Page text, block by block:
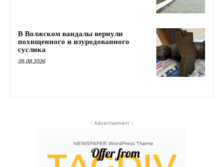
В Волжском вандалы вернули
похищенного и изуродованного
суслика
05.08.2026
- Advertisement -